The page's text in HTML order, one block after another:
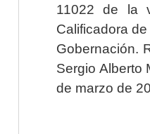
11022 de la
Calificadora
Gobernación.
Sergio Alberto
de marzo de